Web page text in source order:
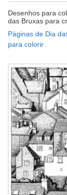
Desenhos para
das Bruxas para
Páginas de Dia
para colorir